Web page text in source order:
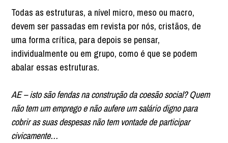
Todas as estruturas, a nível micro, meso ou macro,
devem ser passadas em revista por nós, cristãos, de
uma forma crítica, para depois se pensar,
individualmente ou em grupo, como é que se podem
abalar essas estruturas.
AE – isto são fendas na construção da coesão social? Quem
não tem um emprego e não aufere um salário digno para
cobrir as suas despesas não tem vontade de participar
civicamente…